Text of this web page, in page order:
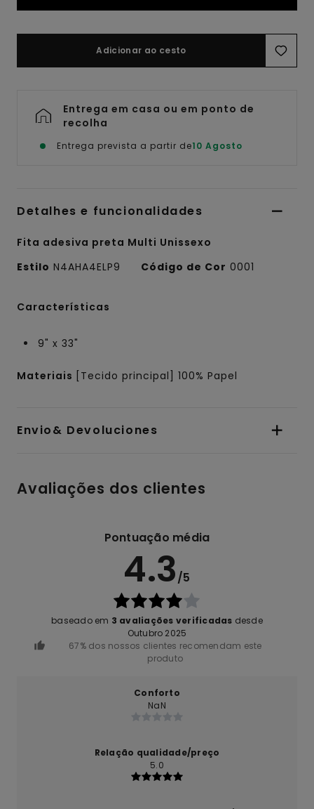
Adicionar ao cesto
Entrega em casa ou em ponto de
recolha
Entrega prevista a partir de10 Agosto
Detalhes e funcionalidades
Fita adesiva preta Multi Unissexo
Estilo N4AHA4ELP9 Código de Cor 0001
Características
9" x 33"
Materiais [Tecido principal] 100% Papel
Envio& Devoluciones
Avaliações dos clientes
Pontuação média
4.3/5
baseado em 3 avaliações verificadas desde
Outubro 2025
67% dos nossos clientes recomendam este
produto
Conforto
NaN
Relação qualidade/preço
5.0